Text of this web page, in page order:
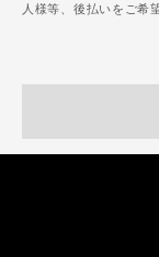
人様等、後払いをご希